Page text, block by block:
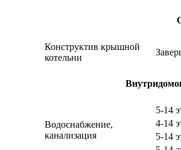
Конструктив крышной
котельни
Водоснабжение,
канализация
5-14
4-14
5-14